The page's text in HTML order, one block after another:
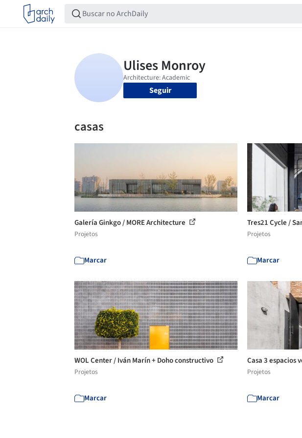
Seguir
casas
Galería Ginkgo / MORE Architecture
Projetos
Marcar
Tres21 Cycle /
Projetos
Marcar
WOL Center / Iván Marín + Doho constructivo
Projetos
Marcar
Casa 3 espacios
Projetos
Marcar